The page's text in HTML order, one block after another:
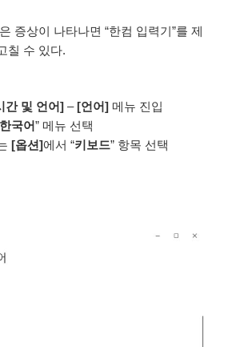
증상이 나타나면 “한컴 입력기”를 제
칠 수 있다.
간 및 언어] –[언어] 메뉴 진입
한국어” 메뉴 선택
[옵션]에서 “키보드” 항목 선택